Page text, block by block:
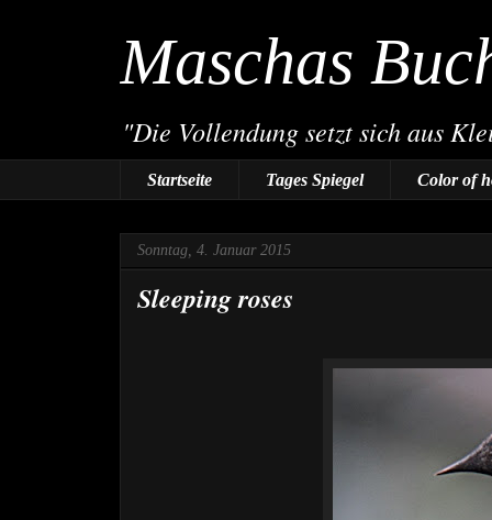
Maschas
"Die Vollendung setzt sich aus
Startseite Tages Spiegel Color of
Sonntag, 4. Januar 2015
Sleeping roses